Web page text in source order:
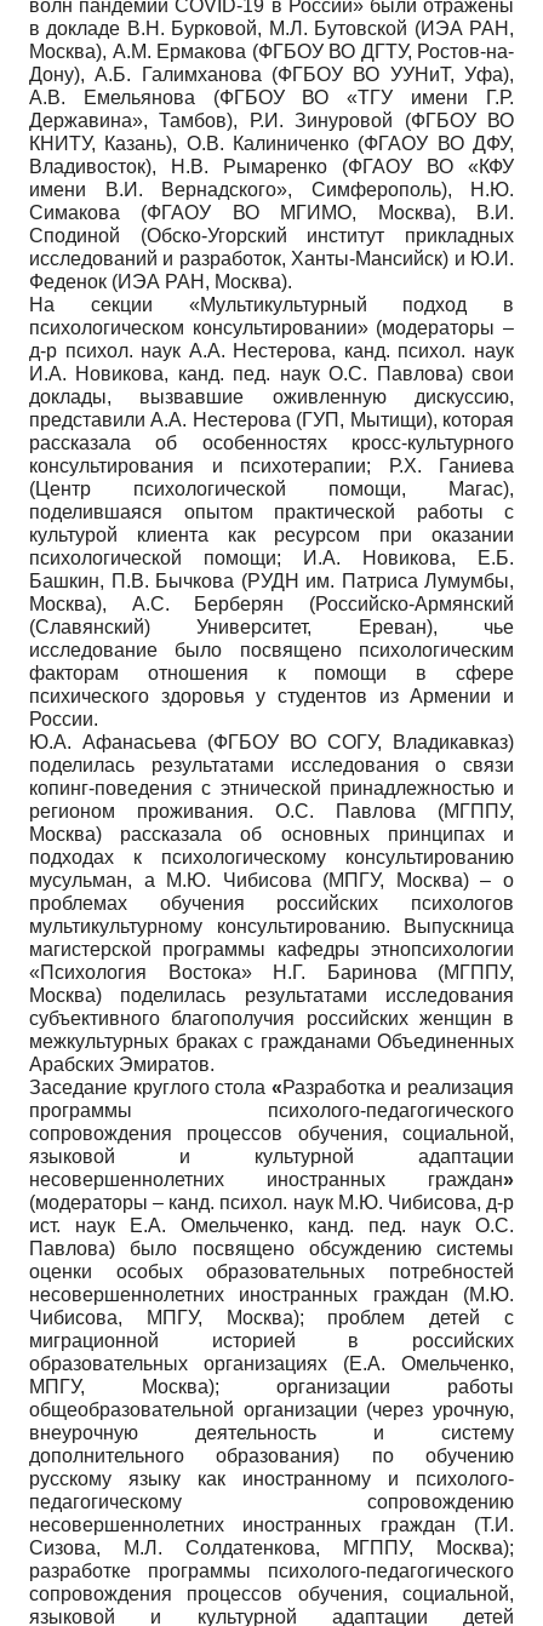
волн пандемии COVID-19 в России» были отражены
в докладе В.Н. Бурковой, М.Л. Бутовской (ИЭА РАН,
Москва), А.М. Ермакова (ФГБОУ ВО ДГТУ, Ростов-на-
Дону), А.Б. Галимханова (ФГБОУ ВО УУНиТ, Уфа),
А.В. Емельянова (ФГБОУ ВО «ТГУ имени Г.Р.
Державина», Тамбов), Р.И. Зинуровой (ФГБОУ ВО
КНИТУ, Казань), О.В. Калиниченко (ФГАОУ ВО ДФУ,
Владивосток), Н.В. Рымаренко (ФГАОУ ВО «КФУ
имени В.И. Вернадского», Симферополь), Н.Ю.
Симакова (ФГАОУ ВО МГИМО, Москва), В.И.
Сподиной (Обско-Угорский институт прикладных
исследований и разработок, Ханты-Мансийск) и Ю.И.
Феденок (ИЭА РАН, Москва).
На секции «Мультикультурный подход в
психологическом консультировании» (модераторы –
д-р психол. наук А.А. Нестерова, канд. психол. наук
И.А. Новикова, канд. пед. наук О.С. Павлова) свои
доклады, вызвавшие оживленную дискуссию,
представили А.А. Нестерова (ГУП, Мытищи), которая
рассказала об особенностях кросс-культурного
консультирования и психотерапии; Р.Х. Ганиева
(Центр психологической помощи, Магас),
поделившаяся опытом практической работы с
культурой клиента как ресурсом при оказании
психологической помощи; И.А. Новикова, Е.Б.
Башкин, П.В. Бычкова (РУДН им. Патриса Лумумбы,
Москва), А.С. Берберян (Российско-Армянский
(Славянский) Университет, Ереван), чье
исследование было посвящено психологическим
факторам отношения к помощи в сфере
психического здоровья у студентов из Армении и
России.
Ю.А. Афанасьева (ФГБОУ ВО СОГУ, Владикавказ)
поделилась результатами исследования о связи
копинг-поведения с этнической принадлежностью и
регионом проживания. О.С. Павлова (МГППУ,
Москва) рассказала об основных принципах и
подходах к психологическому консультированию
мусульман, а М.Ю. Чибисова (МПГУ, Москва) – о
проблемах обучения российских психологов
мультикультурному консультированию. Выпускница
магистерской программы кафедры этнопсихологии
«Психология Востока» Н.Г. Баринова (МГППУ,
Москва) поделилась результатами исследования
субъективного благополучия российских женщин в
межкультурных браках с гражданами Объединенных
Арабских Эмиратов.
Заседание круглого стола «Разработка и реализация
программы психолого-педагогического
сопровождения процессов обучения, социальной,
языковой и культурной адаптации
несовершеннолетних иностранных граждан»
(модераторы – канд. психол. наук М.Ю. Чибисова, д-р
ист. наук Е.А. Омельченко, канд. пед. наук О.С.
Павлова) было посвящено обсуждению системы
оценки особых образовательных потребностей
несовершеннолетних иностранных граждан (М.Ю.
Чибисова, МПГУ, Москва); проблем детей с
миграционной историей в российских
образовательных организациях (Е.А. Омельченко,
МПГУ, Москва); организации работы
общеобразовательной организации (через урочную,
внеурочную деятельность и систему
дополнительного образования) по обучению
русскому языку как иностранному и психолого-
педагогическому сопровождению
несовершеннолетних иностранных граждан (Т.И.
Сизова, М.Л. Солдатенкова, МГППУ, Москва);
разработке программы психолого-педагогического
сопровождения процессов обучения, социальной,
языковой и культурной адаптации детей